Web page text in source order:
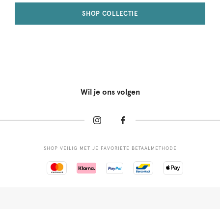
SHOP COLLECTIE
Wil je ons volgen
SHOP VEILIG MET JE FAVORIETE BETAALMETHODE